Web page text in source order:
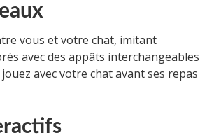
vous et votre chat, imitant
avec des appâts interchangeables
avec votre chat avant ses repas